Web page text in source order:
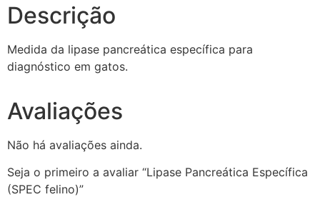
Descrição
Medida da lipase pancreática específica para
diagnóstico em gatos.
Avaliações
Não há avaliações ainda.
Seja o primeiro a avaliar “Lipase Pancreática Específica
(SPEC felino)”